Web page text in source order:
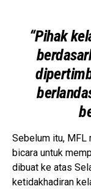
“Pihak
Sebelum itu, MFL
bicara untuk
dibuat ke atas
ketidakhadiran